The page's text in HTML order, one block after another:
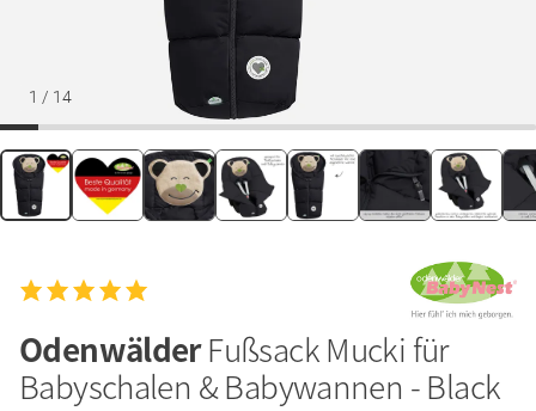
1 / 14
OdenwälderFußsack Mucki für
Babyschalen & Babywannen - Black